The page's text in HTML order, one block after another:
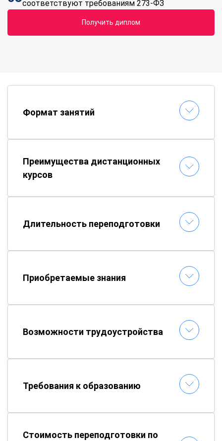
соответствуют требованиям 273-ФЗ
Получить диплом
Формат занятий
Преимущества дистанционных
курсов
Длительность переподготовки
Приобретаемые знания
Возможности трудоустройства
Требования к образованию
Стоимость переподготовки по